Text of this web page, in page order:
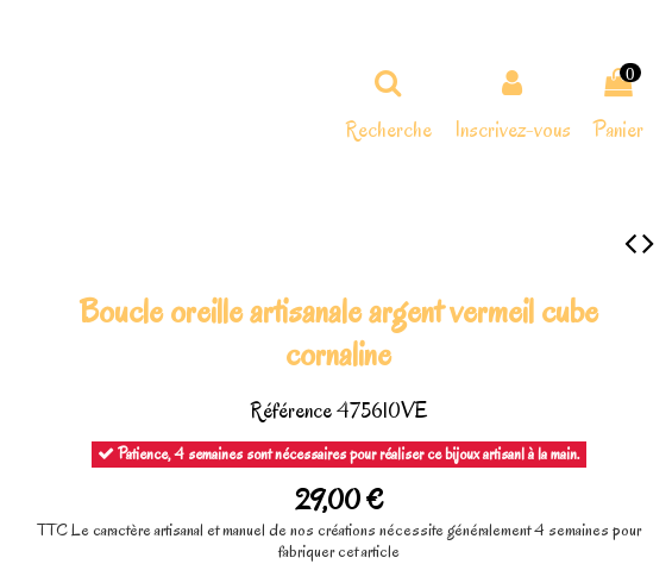
Recherche Inscrivez-vous
0
Panier
Boucle oreille artisanale argent vermeil cube
cornaline
Référence475610VE
Patience, 4 semaines sont nécessaires pour réaliser ce bijoux artisanl à la main.
29,00 €
TTCLe caractère artisanal et manuel de nos créations nécessite généralement 4 semaines pour
fabriquer cet article